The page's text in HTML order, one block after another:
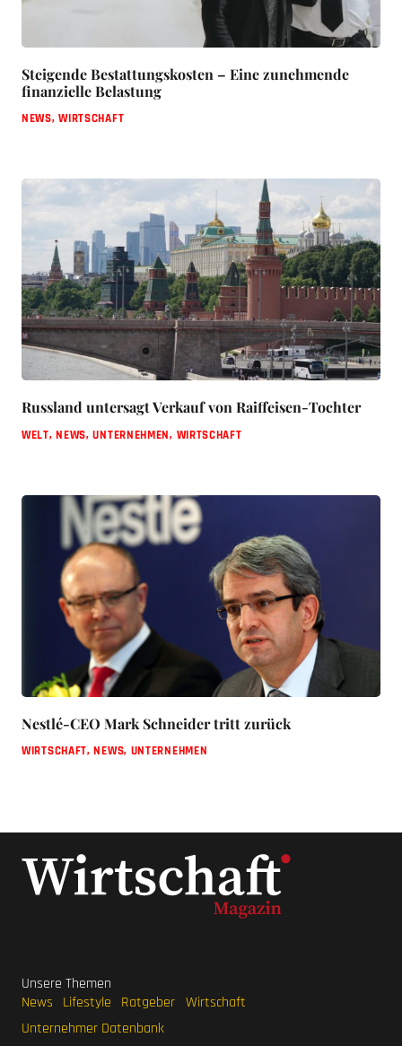
Steigende Bestattungskosten – Eine zunehmende
finanzielle Belastung
NEWS,WIRTSCHAFT
Russland untersagt Verkauf von Raiffeisen-Tochter
WELT,NEWS,UNTERNEHMEN, WIRTSCHAFT
Nestlé-CEO Mark Schneider tritt zurück
WIRTSCHAFT,NEWS, UNTERNEHMEN
Unsere Themen
News
Lifestyle Ratgeber Wirtschaft
Unternehmer Datenbank